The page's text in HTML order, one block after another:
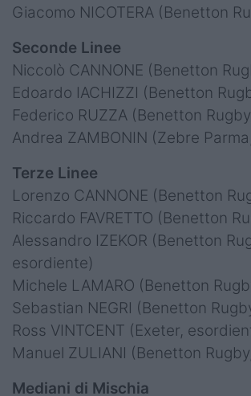
Giacomo NICOTERA (Benetton
Seconde Linee
Niccolò CANNONE (Benetton
Edoardo IACHIZZI (Benetton
Federico RUZZA (Benetton
Andrea ZAMBONIN (Zebre
Terze Linee
Lorenzo CANNONE (Benetton
Riccardo FAVRETTO (Benetton
Alessandro IZEKOR (Benetton
esordiente)
Michele LAMARO (Benetton
Sebastian NEGRI (Benetton
Ross VINTCENT (Exeter,
Manuel ZULIANI (Benetton
Mediani di Mischia